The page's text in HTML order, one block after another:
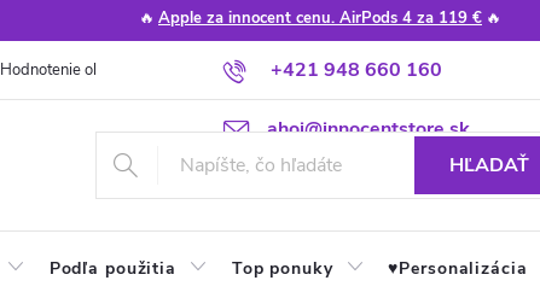
🔥 Apple za innocent cenu. AirPods 4 za 119 € 🔥
+421 948 660 160
ahoj@innocentstore.sk
Hodnotenie obchodu Poradňa Apple návody a tipy
HĽADAŤ
Podľa použitia Top ponuky ♥︎Personalizácia